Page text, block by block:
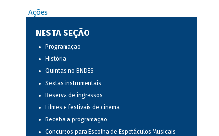
Ações
NESTA SEÇÃO
Programação
História
Quintas no BNDES
Sextas instrumentais
Reserva de ingressos
Filmes e festivais de cinema
Receba a programação
Concursos para Escolha de Espetáculos Musicais